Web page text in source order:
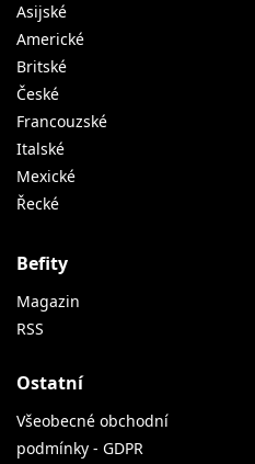
Asijské
Americké
Britské
České
Francouzské
Italské
Mexické
Řecké
Befity
Magazin
RSS
Ostatní
Všeobecné obchodní
podmínky - GDPR